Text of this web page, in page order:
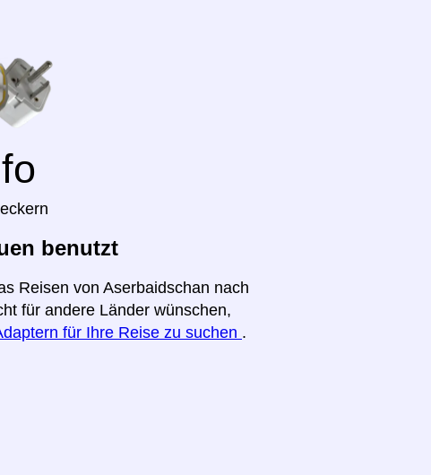
benutzt
Reisen von Aserbaidschan nach
für andere Länder wünschen,
für Ihre Reise zu suchen .